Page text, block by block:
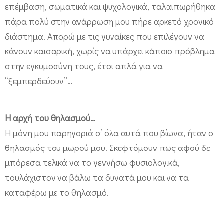
επέμβαση, σωματικά και ψυχολογικά, ταλαιπωρήθηκα
πάρα πολύ στην ανάρρωση μου πήρε αρκετό χρονικό
διάστημα. Απορώ με τις γυναίκες που επιλέγουν να
κάνουν καισαρική, χωρίς να υπάρχει κάποιο πρόβλημα
στην εγκυμοσύνη τους, έτσι απλά για να
“ξεμπερδεύουν”…
Η αρχή του θηλασμού…
Η μόνη μου παρηγοριά σ’ όλα αυτά που βίωνα, ήταν ο
θηλασμός του μωρού μου. Σκεφτόμουν πως αφού δε
μπόρεσα τελικά να το γεννήσω φυσιολογικά,
τουλάχιστον να βάλω τα δυνατά μου και να τα
καταφέρω με το θηλασμό.